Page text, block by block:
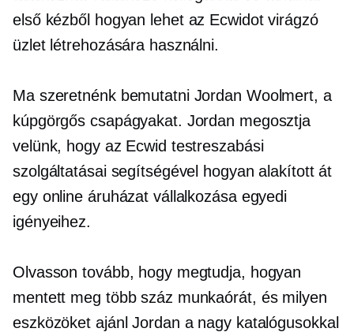
első kézből hogyan lehet az Ecwidot virágzó
üzlet létrehozására használni.
Ma szeretnénk bemutatni Jordan Woolmert, a
kúpgörgős csapágyakat. Jordan megosztja
velünk, hogy az Ecwid testreszabási
szolgáltatásai segítségével hogyan alakított át
egy online áruházat vállalkozása egyedi
igényeihez.
Olvasson tovább, hogy megtudja, hogyan
mentett meg több száz munkaórát, és milyen
eszközöket ajánl Jordan a nagy katalógusokkal